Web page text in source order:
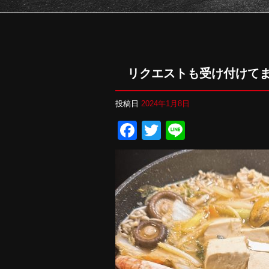
リクエストも受け付けて
投稿日 2024年1月8日
Facebook
Twitter